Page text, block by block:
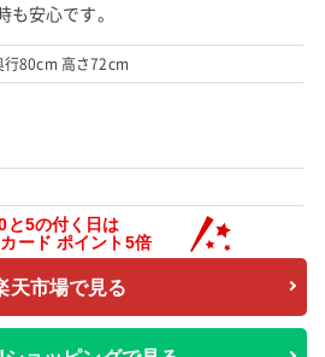
安心です。
80cm 高さ72cm
天市場で見る